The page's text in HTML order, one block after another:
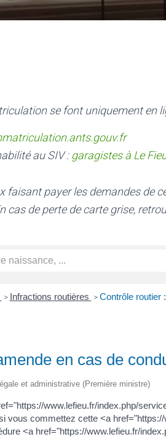
se font uniquement en
au SIV : garagistes à Le
faisant payer les demandes
cas de perte de carte grise,
> Infractions routières > Contrôle routier
en cas de
et administrative (Première ministre)
www.lefieu.fr/index.php/
vous commettez cette <a
<a href="https://www.lefieu.fr/